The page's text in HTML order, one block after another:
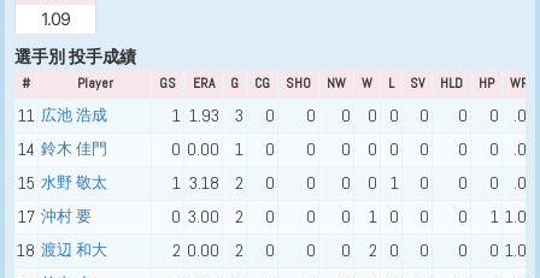
1.09
選手別 投手成績
# Player GS ERA G CG SHO NW W L SV HLD HP WPCT
11 広池 浩成 1 1.93 3 0 0 0 0 0 0 0 0
14 鈴木 佳門 0 0.00 1 0 0 0 0 0 0 0 0
15 水野 敬太 1 3.18 2 0 0 0 0 1 0 0 0
17 沖村 要 0 3.00 2 0 0 0 1 0 0 0 1
18 渡辺 和大 2 0.00 2 0 0 0 2 0 0 0 0